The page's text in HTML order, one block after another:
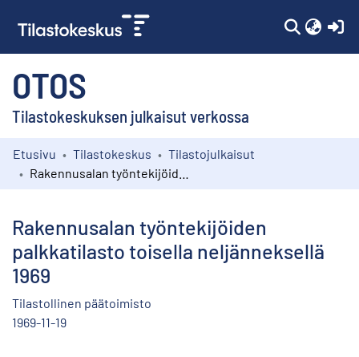
OTOS
Tilastokeskuksen julkaisut verkossa
Kokoelmat
Etusivu Tilastokeskus
Tilastojulkaisut
Rakennusalan työntekijöiden
palkkatilasto toisella neljänneksellä
1969
Tilastollinen päätoimisto
1969-11-19